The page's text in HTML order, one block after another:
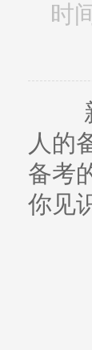
时
人的
备考
你见